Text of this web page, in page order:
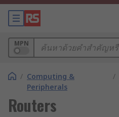
MPN
/ Computing &
Peripherals
/
Routers